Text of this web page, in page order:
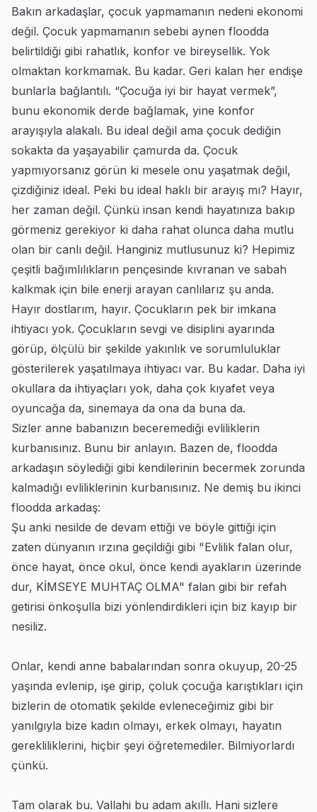
Bakın arkadaşlar, çocuk yapmamanın nedeni ekonomi
değil. Çocuk yapmamanın sebebi aynen floodda
belirtildiği gibi rahatlık, konfor ve bireysellik. Yok
olmaktan korkmamak. Bu kadar. Geri kalan her endişe
bunlarla bağlantılı. “Çocuğa iyi bir hayat vermek”,
bunu ekonomik derde bağlamak, yine konfor
arayışıyla alakalı. Bu ideal değil ama çocuk dediğin
sokakta da yaşayabilir çamurda da. Çocuk
yapmıyorsanız görün ki mesele onu yaşatmak değil,
çizdiğiniz ideal. Peki bu ideal haklı bir arayış mı? Hayır,
her zaman değil. Çünkü insan kendi hayatınıza bakıp
görmeniz gerekiyor ki daha rahat olunca daha mutlu
olan bir canlı değil. Hanginiz mutlusunuz ki? Hepimiz
çeşitli bağımlılıkların pençesinde kıvranan ve sabah
kalkmak için bile enerji arayan canlılarız şu anda.
Hayır dostlarım, hayır. Çocukların pek bir imkana
ihtiyacı yok. Çocukların sevgi ve disiplini ayarında
görüp, ölçülü bir şekilde yakınlık ve sorumluluklar
gösterilerek yaşatılmaya ihtiyacı var. Bu kadar. Daha iyi
okullara da ihtiyaçları yok, daha çok kıyafet veya
oyuncağa da, sinemaya da ona da buna da.
Sizler anne babanızın beceremediği evliliklerin
kurbanısınız. Bunu bir anlayın. Bazen de, floodda
arkadaşın söylediği gibi kendilerinin becermek zorunda
kalmadığı evliliklerinin kurbanısınız. Ne demiş bu ikinci
floodda arkadaş:
Şu anki nesilde de devam ettiği ve böyle gittiği için
zaten dünyanın ırzına geçildiği gibi "Evlilik falan olur,
önce hayat, önce okul, önce kendi ayakların üzerinde
dur, KİMSEYE MUHTAÇ OLMA" falan gibi bir refah
getirisi önkoşulla bizi yönlendirdikleri için biz kayıp bir
nesiliz.
Onlar, kendi anne babalarından sonra okuyup, 20-25
yaşında evlenip, işe girip, çoluk çocuğa karıştıkları için
bizlerin de otomatik şekilde evleneceğimiz gibi bir
yanılgıyla bize kadın olmayı, erkek olmayı, hayatın
gerekliliklerini, hiçbir şeyi öğretemediler. Bilmiyorlardı
çünkü.
Tam olarak bu. Vallahi bu adam akıllı. Hani sizlere